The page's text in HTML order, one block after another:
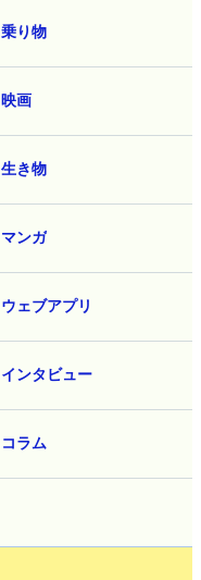
乗り物
映画
生き物
マンガ
ウェブアプリ
インタビュー
コラム